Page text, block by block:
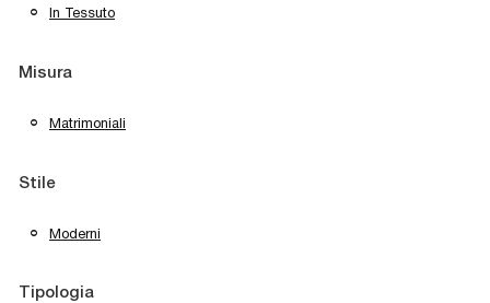
In Tessuto
Misura
Matrimoniali
Stile
Moderni
Tipologia